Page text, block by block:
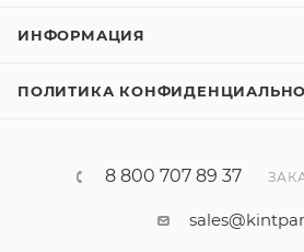
ИНФОРМАЦИЯ
ПОЛИТИКА
8 800 707 89 37